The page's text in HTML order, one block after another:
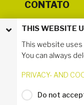
CONTATO
Industrilas do
Telefone: +55
Rua Wadislau
CEP 83.512-440
THIS WEBSITE
This website
You can always
PRIVACY- AND
Do not